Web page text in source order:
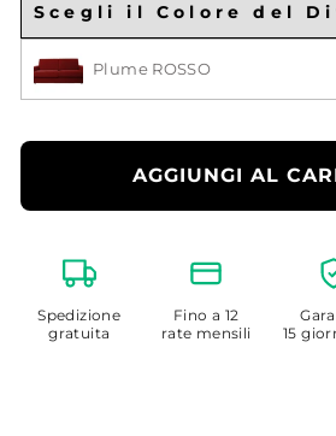
Scegli il Colore del
Plume ROSSO
AGGIUNGI AL
Spedizione
gratuita
Fino a 12
rate mensili
15